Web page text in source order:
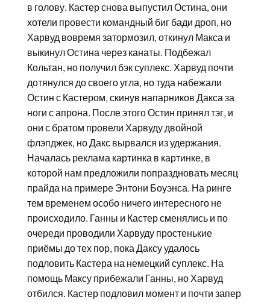
в голову. Кастер снова выпустил Остина, они
хотели провести командный биг бади дроп, но
Харвуд вовремя затормозил, откинул Макса и
выкинул Остина через канаты. Подбежал
Кольтан, но получил бэк суплекс. Харвуд почти
дотянулся до своего угла, но туда набежали
Остин с Кастером, скинув напарников Дакса за
ноги с апрона. После этого Остин принял тэг, и
они с братом провели Харвуду двойной
флэпджек, но Дакс вырвался из удержания.
Началась реклама картинка в картинке, в
которой нам предложили попраздновать месяц
прайда на примере Энтони Боуэнса. На ринге
тем временем особо ничего интересного не
происходило. Ганны и Кастер сменялись и по
очереди проводили Харвуду простенькие
приёмы до тех пор, пока Даксу удалось
подловить Кастера на немецкий суплекс. На
помощь Максу прибежали Ганны, но Харвуд
отбился. Кастер подловил момент и почти запер